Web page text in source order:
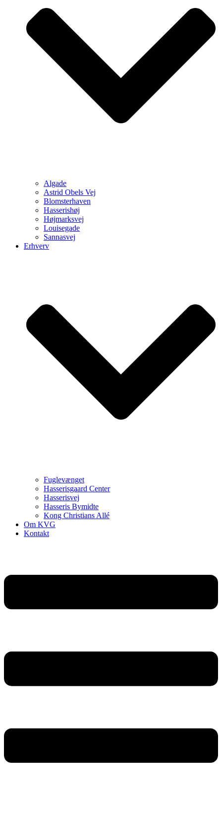
Algade
Astrid Obels Vej
Blomsterhaven
Hasserishøj
Højmarksvej
Louisegade
Sannasvej
Erhverv
Fuglevænget
Hasserisgaard Center
Hasserisvej
Hasseris Bymidte
Kong Christians Allé
Om KVG
Kontakt